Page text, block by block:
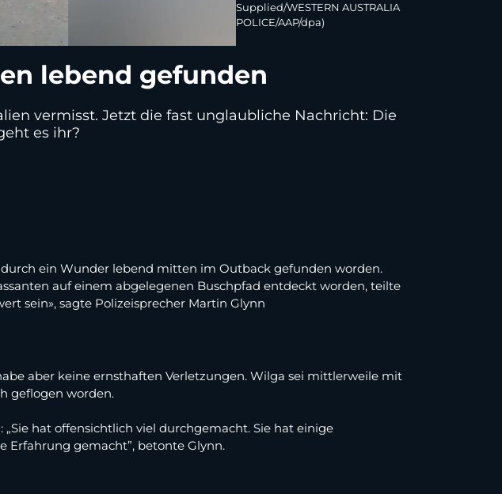
Supplied/WESTERN AUSTRALIA
POLICE/AAP/dpa)
lebend gefunden
vermisst. Jetzt die fast unglaubliche Nachricht: Die
es ihr?
ein Wunder lebend mitten im Outback gefunden worden.
auf einem abgelegenen Buschpfad entdeckt worden, teilte
sein», sagte Polizeisprecher Martin Glynn
aber keine ernsthaften Verletzungen. Wilga sei mittlerweile mit
geflogen worden.
hat offensichtlich viel durchgemacht. Sie hat einige
Erfahrung gemacht”, betonte Glynn.